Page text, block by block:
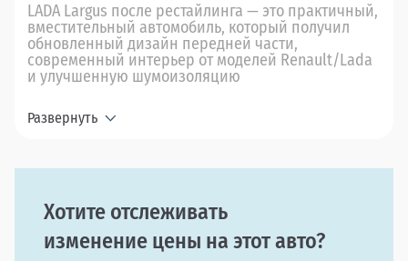
LADA Largus после рестайлинга — это практичный,
вместительный автомобиль, который получил
обновленный дизайн передней части,
современный интерьер от моделей Renault/Lada
и улучшенную шумоизоляцию
Развернуть
Хотите отслеживать
изменение цены на этот авто?